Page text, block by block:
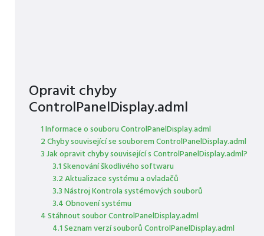
Opravit chyby
ControlPanelDisplay.adml
1 Informace o souboru ControlPanelDisplay.adml
2 Chyby související se souborem ControlPanelDisplay.adml
3 Jak opravit chyby související s ControlPanelDisplay.adml?
3.1 Skenování škodlivého softwaru
3.2 Aktualizace systému a ovladačů
3.3 Nástroj Kontrola systémových souborů
3.4 Obnovení systému
4 Stáhnout soubor ControlPanelDisplay.adml
4.1 Seznam verzí souborů ControlPanelDisplay.adml